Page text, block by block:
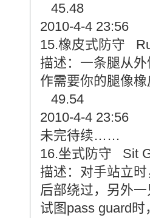
45.48
2010-4-4 23:56
15.橡皮式防守
描述：一条腿从
作需要你的腿像
49.54
2010-4-4 23:56
未完待续……
16.坐式防守 Sit
描述：对手站立
后部绕过，另外
试图pass guard